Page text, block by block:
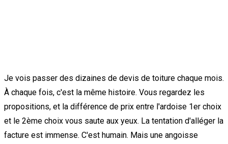
Je vois passer des dizaines de devis de toiture chaque mois.
À chaque fois, c'est la même histoire. Vous regardez les
propositions, et la différence de prix entre l'ardoise 1er choix
et le 2ème choix vous saute aux yeux. La tentation d'alléger la
facture est immense. C'est humain. Mais une angoisse